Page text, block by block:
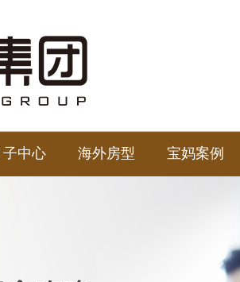
子中心 海外房型 宝妈案例